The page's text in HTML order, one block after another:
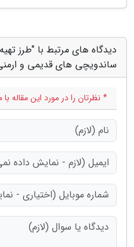
دیدگاه های مرتبط با "طرز
ساندویچی های قدیمی و
* نظرتان را در مورد این مقاله با